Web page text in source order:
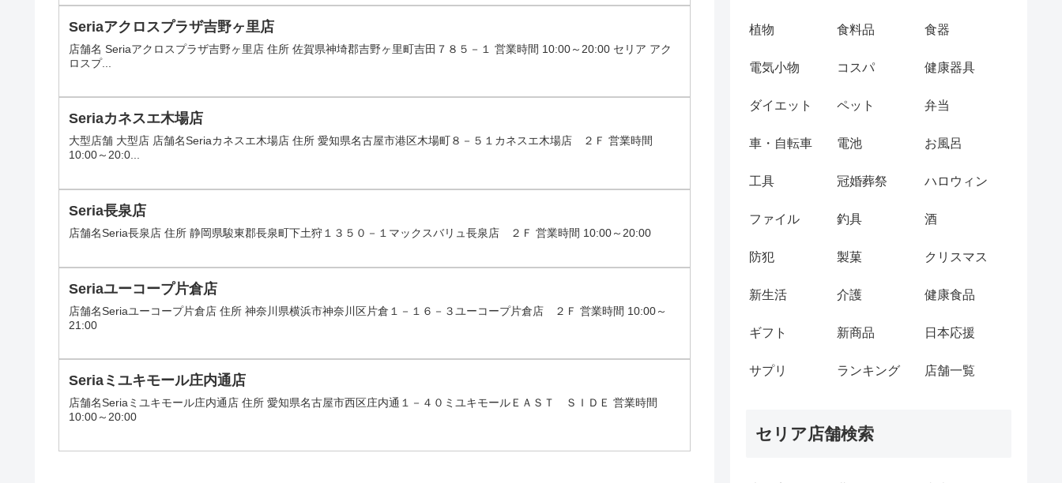
Seriaアクロスプラザ吉野ヶ里店
店舗名 Seriaアクロスプラザ吉野ヶ里店 住所 佐賀県神埼郡吉野ヶ里町吉田７８５－１ 営業時間 10:00～20:00 セリア アク
ロスプ...
Seriaカネスエ木場店
大型店舗 大型店 店舗名Seriaカネスエ木場店 住所 愛知県名古屋市港区木場町８－５１カネスエ木場店 ２Ｆ 営業時間
10:00～20:0...
Seria長泉店
店舗名Seria長泉店 住所 静岡県駿東郡長泉町下土狩１３５０－１マックスバリュ長泉店 ２Ｆ 営業時間 10:00～20:00
Seriaユーコープ片倉店
店舗名Seriaユーコープ片倉店 住所 神奈川県横浜市神奈川区片倉１－１６－３ユーコープ片倉店 ２Ｆ 営業時間 10:00～
21:00
Seriaミユキモール庄内通店
店舗名Seriaミユキモール庄内通店 住所 愛知県名古屋市西区庄内通１－４０ミユキモールＥＡＳＴ ＳＩＤＥ 営業時間
10:00～20:00
植物 食料品 食器
電気小物 コスパ 健康器具
ダイエット ペット 弁当
車・自転車 電池 お風呂
工具 冠婚葬祭 ハロウィン
ファイル 釣具 酒
防犯 製菓 クリスマス
新生活 介護 健康食品
ギフト 新商品 日本応援
サプリ ランキング 店舗一覧
セリア店舗検索